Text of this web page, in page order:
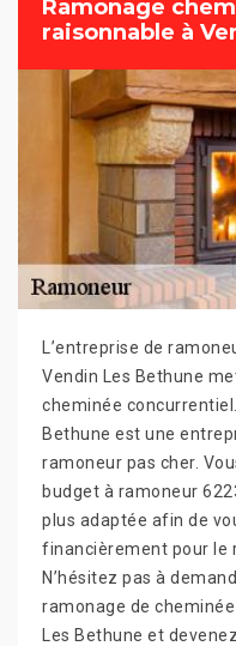
Ramonage
raisonnable à
L’entreprise de
Vendin Les Bethune
cheminée
Bethune est une
ramoneur pas cher.
budget à ramoneur
plus adaptée afin de
financièrement pour le
N’hésitez pas à
ramonage de
Les Bethune et